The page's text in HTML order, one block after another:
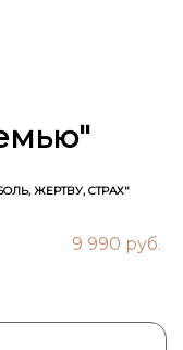
ЖЕРТВУ, СТРАХ"
9 990 руб.